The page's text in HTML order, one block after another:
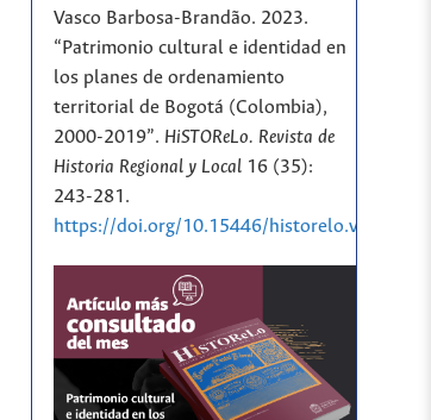
Vasco Barbosa-Brandão. 2023.
“Patrimonio cultural e identidad en
los planes de ordenamiento
territorial de Bogotá (Colombia),
2000-2019”. HiSTOReLo. Revista de
Historia Regional y Local16 (35):
243-281.
https://doi.org/10.15446/